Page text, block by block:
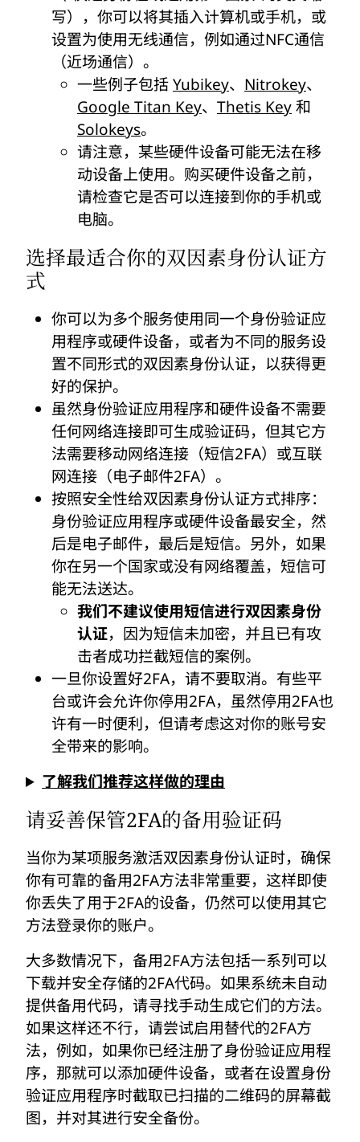
写），你可以将其插入计算机或手机，或
设置为使用无线通信，例如通过NFC通信
（近场通信）。
一些例子包括Yubikey、 Nitrokey、
Google Titan Key、 Thetis Key和
Solokeys。
请注意，某些硬件设备可能无法在移
动设备上使用。购买硬件设备之前，
请检查它是否可以连接到你的手机或
电脑。
选择最适合你的双因素身份认证方
式
你可以为多个服务使用同一个身份验证应
用程序或硬件设备，或者为不同的服务设
置不同形式的双因素身份认证，以获得更
好的保护。
虽然身份验证应用程序和硬件设备不需要
任何网络连接即可生成验证码，但其它方
法需要移动网络连接（短信2FA）或互联
网连接（电子邮件2FA）。
按照安全性给双因素身份认证方式排序：
身份验证应用程序或硬件设备最安全，然
后是电子邮件，最后是短信。另外，如果
你在另一个国家或没有网络覆盖，短信可
能无法送达。
我们不建议使用短信进行双因素身份
认证，因为短信未加密，并且已有攻
击者成功拦截短信的案例。
一旦你设置好2FA，请不要取消。有些平
台或许会允许你停用2FA，虽然停用2FA也
许有一时便利，但请考虑这对你的账号安
全带来的影响。
了解我们推荐这样做的理由
请妥善保管2FA的备用验证码
当你为某项服务激活双因素身份认证时，确保
你有可靠的备用2FA方法非常重要，这样即使
你丢失了用于2FA的设备，仍然可以使用其它
方法登录你的账户。
大多数情况下，备用2FA方法包括一系列可以
下载并安全存储的2FA代码。如果系统未自动
提供备用代码，请寻找手动生成它们的方法。
如果这样还不行，请尝试启用替代的2FA方
法，例如，如果你已经注册了身份验证应用程
序，那就可以添加硬件设备，或者在设置身份
验证应用程序时截取已扫描的二维码的屏幕截
图，并对其进行安全备份。